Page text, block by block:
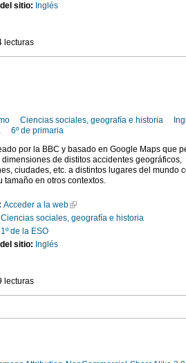
sitio: Inglés
lecturas
Ciencias sociales, geografía e historia
6º de primaria
por la BBC y basado en Google Maps que
de distitos accidentes geográficos,
ciudades, etc. a distintos lugares del mundo
tamaño en otros contextos.
Acceder a la web
Ciencias sociales, geografía e historia
1º de la ESO
sitio: Inglés
lecturas